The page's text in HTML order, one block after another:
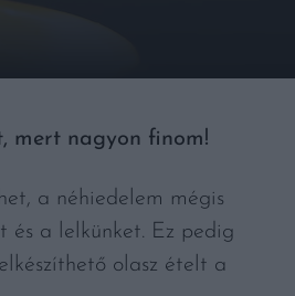
mert nagyon finom!
a néhiedelem mégis
és a lelkünket. Ez pedig
olasz ételt a